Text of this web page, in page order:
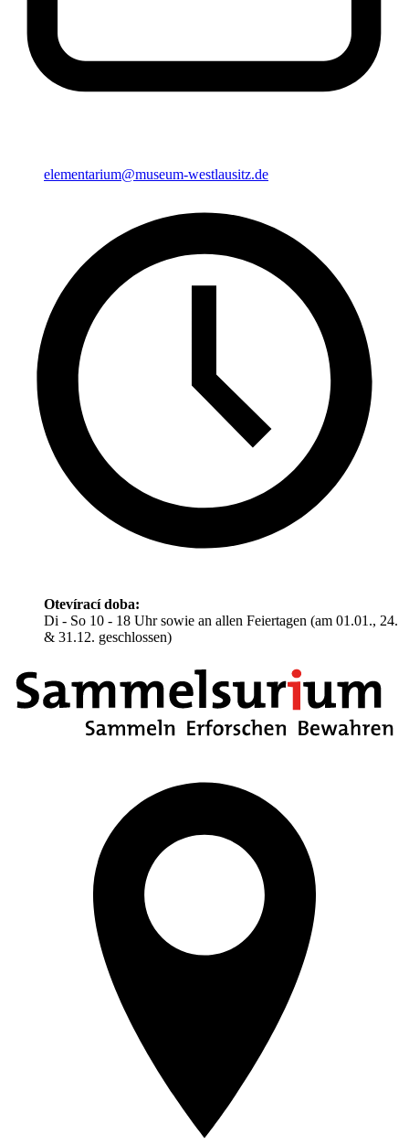
elementarium@museum-westlausitz.de
Otevírací doba:
Di - So 10 - 18 Uhr sowie an allen Feiertagen (am 01.01., 24.
& 31.12. geschlossen)